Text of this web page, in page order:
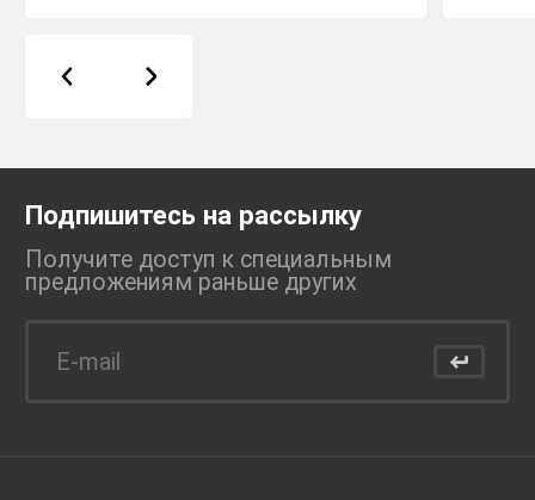
Подпишитесь на рассылку
Получите доступ к специальным
предложениям раньше других